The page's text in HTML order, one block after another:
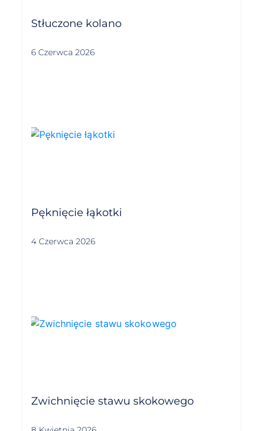
Stłuczone kolano
6 Czerwca 2026
Pęknięcie łąkotki
4 Czerwca 2026
Zwichnięcie stawu skokowego